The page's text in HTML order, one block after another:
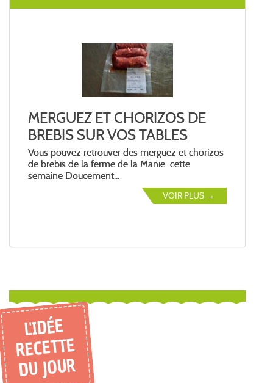
MERGUEZ ET CHORIZOS DE
BREBIS SUR VOS TABLES
Vous pouvez retrouver des merguez et chorizos
de brebis de la ferme de la Manie cette
semaine Doucement...
VOIR PLUS →
L'IDÉE
RECETTE
DU JOUR